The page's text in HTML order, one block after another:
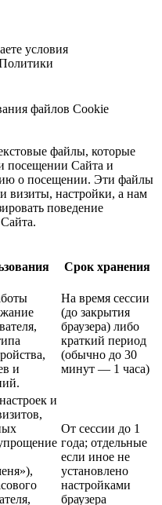
условия
файлов Cookie
файлы, которые
посещении Сайта и
о посещении. Эти файлы
визиты, настройки, а нам
поведение
Срок хранения
и
На время сессии
(до закрытия
браузера) либо
краткий период
(обычно до 30
минут — 1 часа)
и
От сессии до 1
года; отдельные
если иное не
установлено
настройками
браузера